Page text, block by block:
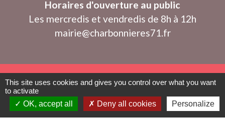
Horaires d'ouverture au public
Les mercredis et vendredis de 8h à 12h
mairie@charbonnieres71.fr
Mentions légales - Politique de confidentialité -
Accessibilité - Plan du site -
This site uses cookies and gives you control over what you want
to activate
OK, accept all
Deny all cookies Personalize